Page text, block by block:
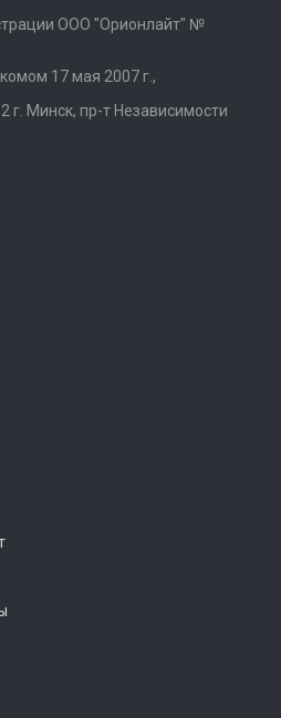
ООО "Орионлайт" №
17 мая 2007 г.,
г. Минск, пр-т Независимости